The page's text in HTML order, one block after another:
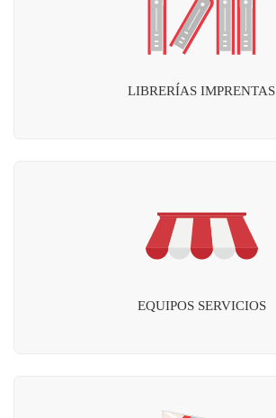
LIBRERÍAS IMPRENTAS
EQUIPOS SERVICIOS